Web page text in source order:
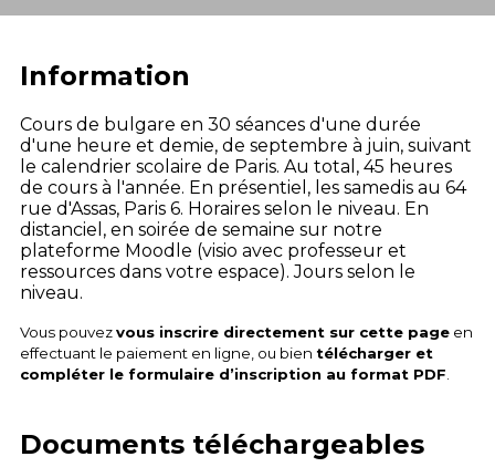
Information
Cours de bulgare en 30 séances d'une durée
d'une heure et demie, de septembre à juin, suivant
le calendrier scolaire de Paris. Au total, 45 heures
de cours à l'année. En présentiel, les samedis au 64
rue d'Assas, Paris 6. Horaires selon le niveau. En
distanciel, en soirée de semaine sur notre
plateforme Moodle (visio avec professeur et
ressources dans votre espace). Jours selon le
niveau.
Vous pouvezvous inscrire directement sur cette page en
effectuant le paiement en ligne, ou bien télécharger et
compléter le formulaire d’inscription au format PDF
Documents téléchargeables